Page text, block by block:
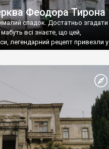
Феодора Тирона
спадок. Достатньо згадати
всі знаєте, що цей,
легендарний рецепт привезли у